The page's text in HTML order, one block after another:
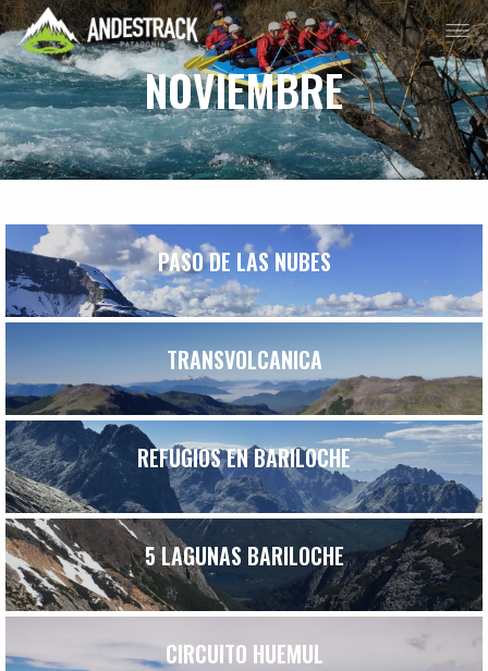
NOVIEMBRE
PASO DE LAS NUBES
TRANSVOLCANICA
REFUGIOS EN BARILOCHE
5 LAGUNAS BARILOCHE
CIRCUITO HUEMUL